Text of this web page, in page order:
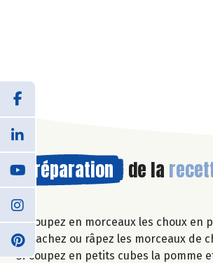
Préparation de la
Coupez en morceaux les choux
Hachez ou râpez les morceaux
Coupez en petits cubes la pomme